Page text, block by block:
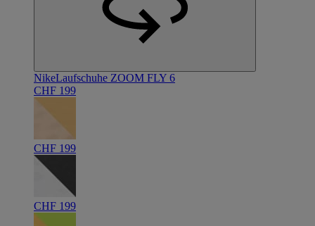
NikeLaufschuhe ZOOM FLY 6
CHF 199
CHF 199
CHF 199